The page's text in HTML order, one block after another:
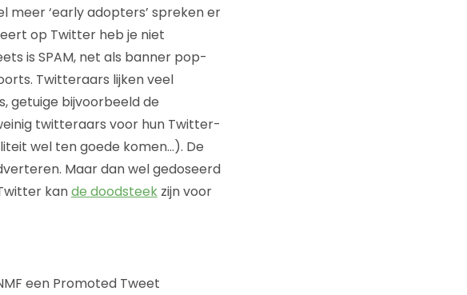
meer ‘early adopters’ spreken er
op Twitter heb je niet
is SPAM, net als banner pop-
Twitteraars lijken veel
getuige bijvoorbeeld de
twitteraars voor hun Twitter-
wel ten goede komen…). De
Maar dan wel gedoseerd
kande doodsteekzijn voor
een Promoted Tweet